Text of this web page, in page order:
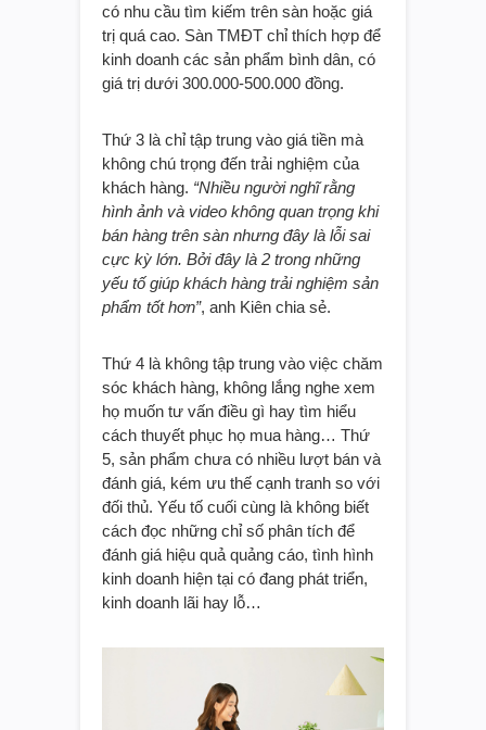
có nhu cầu tìm kiếm trên sàn hoặc giá
trị quá cao. Sàn TMĐT chỉ thích hợp để
kinh doanh các sản phẩm bình dân, có
giá trị dưới 300.000-500.000 đồng.
Thứ 3 là chỉ tập trung vào giá tiền mà
không chú trọng đến trải nghiệm của
khách hàng. “Nhiều người nghĩ rằng
hình ảnh và video không quan trọng khi
bán hàng trên sàn nhưng đây là lỗi sai
cực kỳ lớn. Bởi đây là 2 trong những
yếu tố giúp khách hàng trải nghiệm sản
phẩm tốt hơn”, anh Kiên chia sẻ.
Thứ 4 là không tập trung vào việc chăm
sóc khách hàng, không lắng nghe xem
họ muốn tư vấn điều gì hay tìm hiểu
cách thuyết phục họ mua hàng… Thứ
5, sản phẩm chưa có nhiều lượt bán và
đánh giá, kém ưu thế cạnh tranh so với
đối thủ. Yếu tố cuối cùng là không biết
cách đọc những chỉ số phân tích để
đánh giá hiệu quả quảng cáo, tình hình
kinh doanh hiện tại có đang phát triển,
kinh doanh lãi hay lỗ…